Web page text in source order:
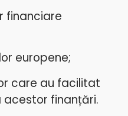
financiare
europene;
care au facilitat
finanțări.